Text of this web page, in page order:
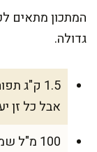
גדולה.
1.5 ק"ג
אבל כל זן
100 מ"ל שמן זית איכותי